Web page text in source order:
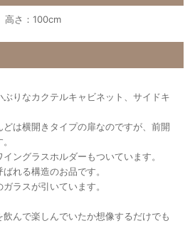
さ：100cm
りなカクテルキャビネット、サイドキ
は横開きタイプの扉なのですが、前開
ングラスホルダーもついています。
れる構造のお品です。
ラスが引いています。
んで楽しんでいたか想像するだけでも